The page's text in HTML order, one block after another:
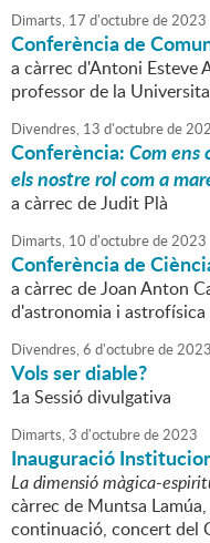
Dimarts, 17 d'octubrede2023
Conferència de
a càrrec d'Antoni Esteve
professor de la
Divendres, 13 d'octubrede
Conferència:Com ens
els nostre rol com a
a càrrec de Judit Plà
Dimarts, 10 d'octubrede2023
Conferència de
a càrrec de Joan Anton
d'astronomia i astrofísica
Divendres,6 d'octubrede2023
Vols ser diable?
1a Sessió divulgativa
Dimarts,3 d'octubrede2023
Inauguració
La dimensió màgica-
càrrec de Muntsa
continuació, concert del